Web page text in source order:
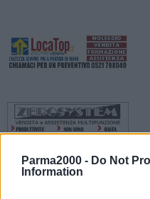
Parma2000 - Do Not
Information